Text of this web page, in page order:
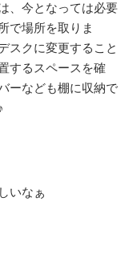
、今となっては必要
で場所を取りま
スクに変更すること
するスペースを確
ーなども棚に収納で
いなぁ